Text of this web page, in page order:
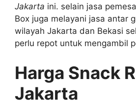
Jakarta ini. selain jasa
Box juga melayani jasa antar
wilayah Jakarta dan Bekasi
perlu repot untuk mengambil
Harga Snack
Jakarta